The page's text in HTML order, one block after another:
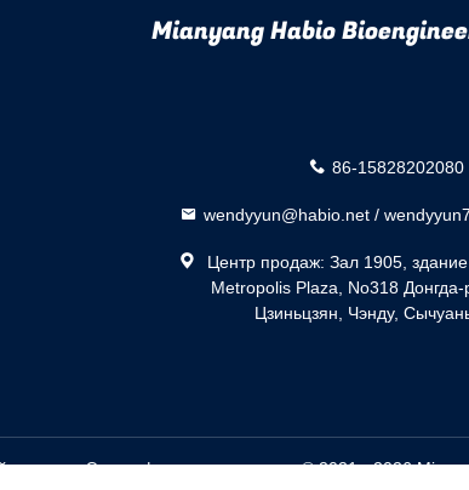
Mianyang Habio
86-15828202080
wendyyun@habio.net /
Центр продаж: Зал 1905,
Metropolis Plaza, No318
Цзиньцзян, Чэнду,
Энзим фитазы поставщик. © 2021 - 2026